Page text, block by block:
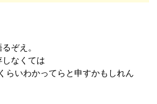
ぞえ。
なくては
らいわかってらと申すかもしれん